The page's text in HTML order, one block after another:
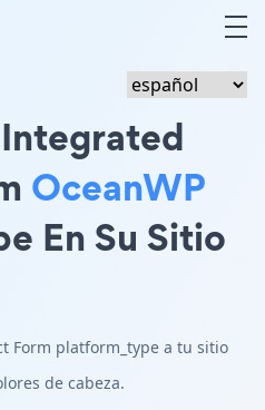
OceanWP
En Su Sitio
Form platform_type a tu sitio
de cabeza.